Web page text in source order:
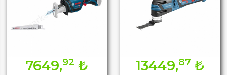
7649,92 ₺ 13449,87 ₺